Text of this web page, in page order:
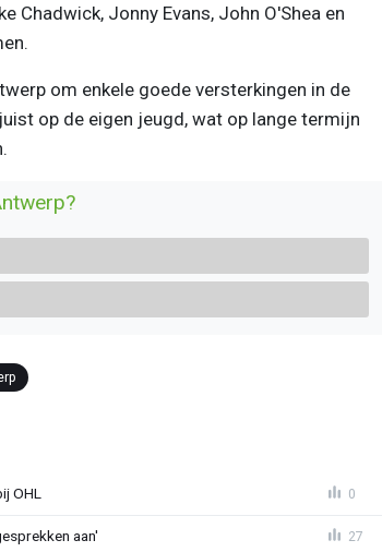
Chadwick, Jonny Evans, John O'Shea en
om enkele goede versterkingen in de
op de eigen jeugd, wat op lange termijn
OHL 0
aan' 27